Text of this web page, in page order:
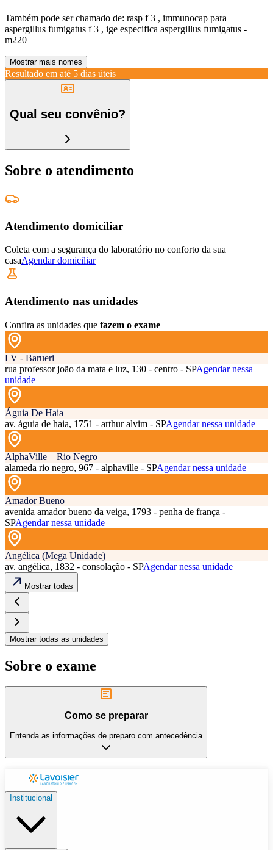
Também pode ser chamado de: rasp f 3 , immunocap para
aspergillus fumigatus f 3 , ige especifica aspergillus fumigatus -
m220
Mostrar mais nomes
Resultado em até 5 dias úteis
Qual seu convênio?
Sobre o atendimento
Atendimento domiciliar
Coleta com a segurança do laboratório no conforto da sua
casaAgendar domiciliar
Atendimento nas unidades
Confira as unidades que fazem o exame
LV - Barueri
rua professor joão da mata e luz, 130 - centro - SPAgendar nessa
unidade
Águia De Haia
av. águia de haia, 1751 - arthur alvim - SPAgendar nessa unidade
AlphaVille – Rio Negro
alameda rio negro, 967 - alphaville - SPAgendar nessa unidade
Amador Bueno
avenida amador bueno da veiga, 1793 - penha de frança -
SPAgendar nessa unidade
Angélica (Mega Unidade)
av. angélica, 1832 - consolação - SPAgendar nessa unidade
Mostrar todas
Mostrar todas as unidades
Sobre o exame
Como se preparar
Entenda as informações de preparo com antecedência
Institucional